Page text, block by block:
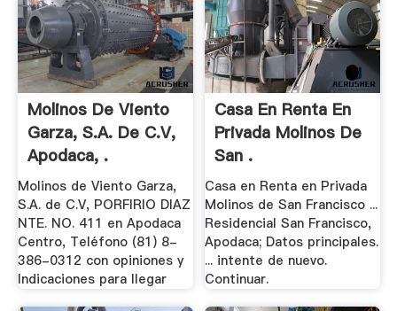
Molinos De Viento
Garza, S.A. De C.V,
Apodaca, .
Molinos de Viento Garza,
S.A. de C.V, PORFIRIO DIAZ
NTE. NO. 411 en Apodaca
Centro, Teléfono (81) 8-
386-0312 con opiniones y
Indicaciones para llegar
Casa En Renta En
Privada Molinos De
San .
Casa en Renta en Privada
Molinos de San Francisco ...
Residencial San Francisco,
Apodaca; Datos principales.
... intente de nuevo.
Continuar.